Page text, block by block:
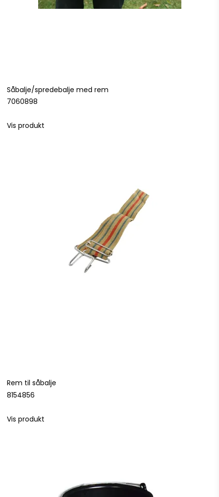
Såbalje/spredebalje med rem
7060898
Vis produkt
Rem til såbalje
8154856
Vis produkt